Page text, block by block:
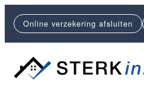
Online verzekering afsluiten